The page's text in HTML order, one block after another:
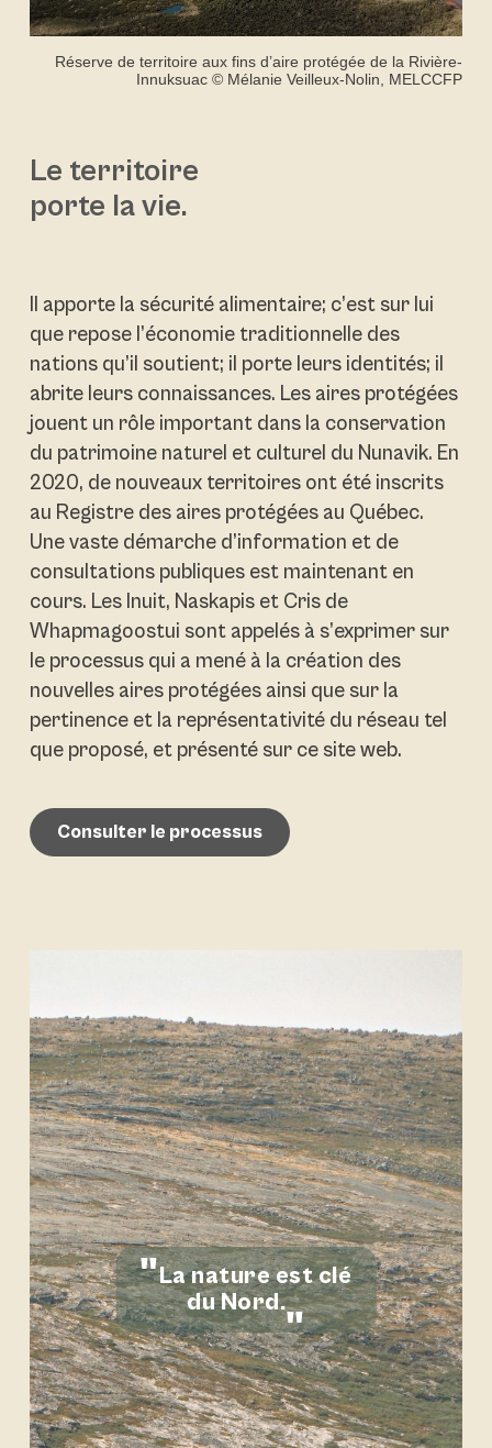
Réserve de territoire aux fins d’aire protégée de la Rivière-
Innuksuac © Mélanie Veilleux-Nolin, MELCCFP
Le territoire
porte la vie.
Il apporte la sécurité alimentaire; c’est sur lui
que repose l’économie traditionnelle des
nations qu’il soutient; il porte leurs identités; il
abrite leurs connaissances. Les aires protégées
jouent un rôle important dans la conservation
du patrimoine naturel et culturel du Nunavik. En
2020, de nouveaux territoires ont été inscrits
au Registre des aires protégées au Québec.
Une vaste démarche d’information et de
consultations publiques est maintenant en
cours. Les Inuit, Naskapis et Cris de
Whapmagoostui sont appelés à s’exprimer sur
le processus qui a mené à la création des
nouvelles aires protégées ainsi que sur la
pertinence et la représentativité du réseau tel
que proposé, et présenté sur ce site web.
Consulter le processus
La nature est clé
du Nord.